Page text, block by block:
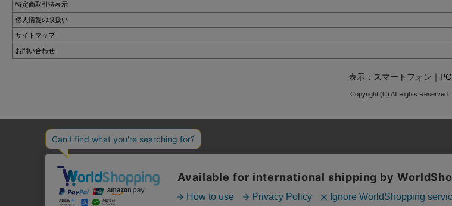
特定商取引法表示
個人情報の取扱い
サイトマップ
お問い合わせ
表示：スマートフォン｜ PC
Copyright (C) All Rights Reserved.